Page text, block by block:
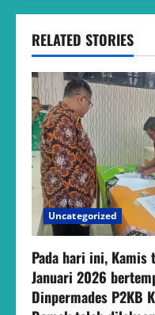
t
n
a
v
i
g
a
t
i
RELATED STORIES
Uncategorized
Pada hari ini, Kamis
Januari 2026
Dinpermades P2KB